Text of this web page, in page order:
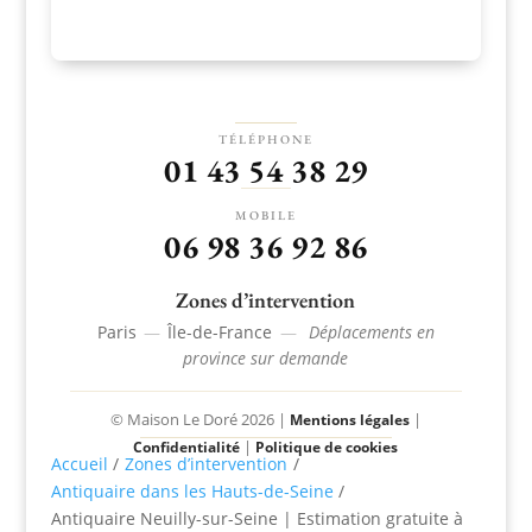
TÉLÉPHONE
01 43 54 38 29
MOBILE
06 98 36 92 86
Zones d’intervention
Paris — Île-de-France — Déplacements en
province sur demande
© Maison Le Doré 2026 | Mentions légales|
Confidentialité | Politique de cookies
Accueil / Zones d’intervention /
Antiquaire dans les Hauts-de-Seine /
Antiquaire Neuilly-sur-Seine | Estimation gratuite à